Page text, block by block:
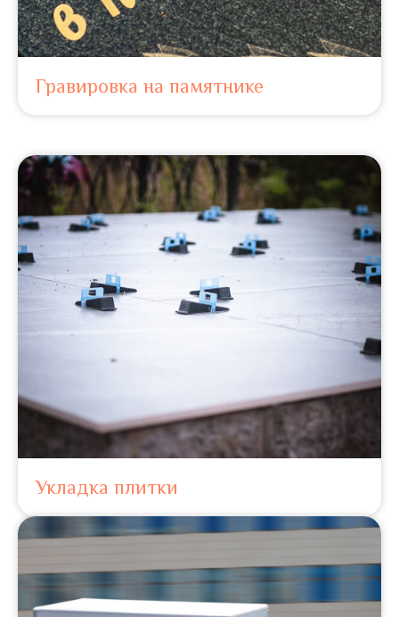
Гравировка на памятнике
Укладка плитки